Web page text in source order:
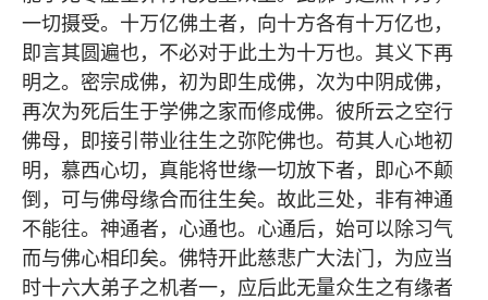
一切摄受。十万亿佛土者，向十方各有十万亿也，
即言其圆遍也，不必对于此土为十万也。其义下再
明之。密宗成佛，初为即生成佛，次为中阴成佛，
再次为死后生于学佛之家而修成佛。彼所云之空行
佛母，即接引带业往生之弥陀佛也。苟其人心地初
明，慕西心切，真能将世缘一切放下者，即心不颠
倒，可与佛母缘合而往生矣。故此三处，非有神通
不能往。神通者，心通也。心通后，始可以除习气
而与佛心相印矣。佛特开此慈悲广大法门，为应当
时十六大弟子之机者一，应后此无量众生之有缘者